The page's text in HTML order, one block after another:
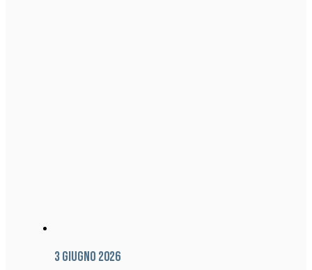
3 Giugno 2026